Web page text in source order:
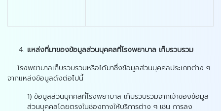
แหล่งที่มาของข้อมูลส่วนบุคคลที่โรงพยาบาล เก็บรวบรวม
โรงพยาบาลเก็บรวบรวมหรือได้มาซึ่งข้อมูลส่วนบุคคลประเภทต่าง ๆ
จากแหล่งข้อมูลดังต่อไปนี้
1) ข้อมูลส่วนบุคคลที่โรงพยาบาล เก็บรวบรวมจากเจ้าของข้อมูล
ส่วนบุคคลโดยตรงในช่องทางให้บริการต่าง ๆ เช่น การลง